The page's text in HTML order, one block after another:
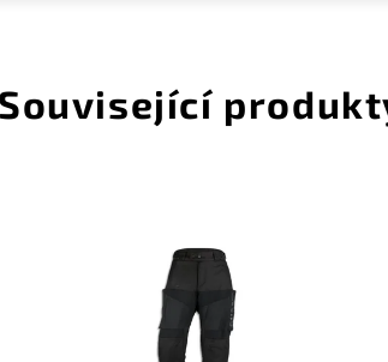
Související